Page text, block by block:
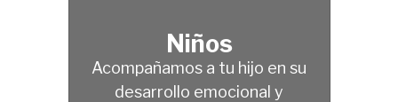
Niños
Acompañamos a tu hijo en su
desarrollo emocional y